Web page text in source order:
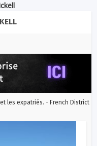
les expatriés. - French District